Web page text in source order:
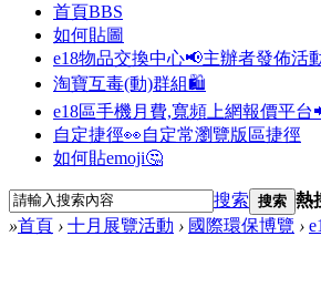
首頁BBS
如何貼圖
e18物品交換中心📢主辦者發佈活
淘寶互毒(動)群組🛍️
e18區手機月費,寬頻上網報價平台
自定捷徑👀自定常瀏覽版區捷徑
如何貼emoji🤔
搜索 搜索 熱
»首頁 › 十月展覽活動 › 國際環保博覽 ›